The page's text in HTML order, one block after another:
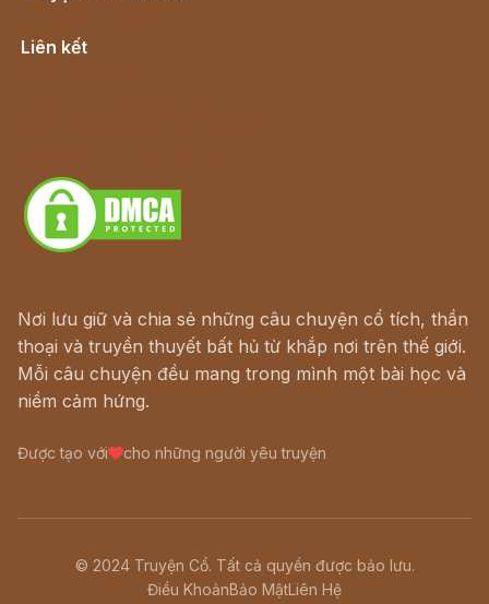
Liên kết
Nơi lưu giữ và chia sẻ những câu chuyện cổ tích, thần
thoại và truyền thuyết bất hủ từ khắp nơi trên thế giới.
Mỗi câu chuyện đều mang trong mình một bài học và
niềm cảm hứng.
Được tạo với cho những người yêu truyện
© 2024 Truyện Cổ. Tất cả quyền được bảo lưu.
Điều KhoảnBảo MậtLiên Hệ